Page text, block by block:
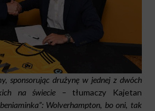
sponsorując drużynę w jednej z dwóch
na świecie – tłumaczy Kajetan
Wolverhampton, bo oni, tak